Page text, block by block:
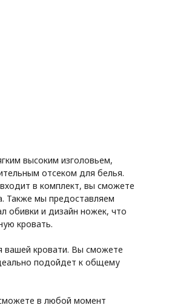
высоким изголовьем,
отсеком для белья.
в комплект, вы сможете
Также мы предоставляем
обивки и дизайн ножек, что
кровать.
вашей кровати. Вы сможете
подойдет к общему
в любой момент